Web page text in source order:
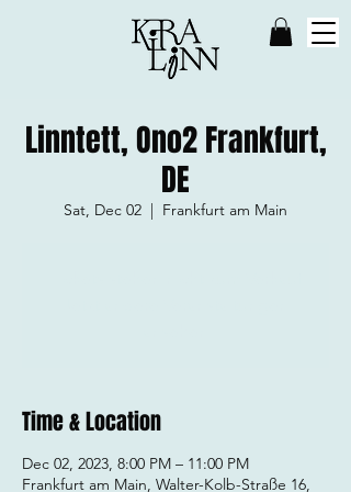
Linntett, Ono2 Frankfurt,
DE
Sat, Dec 02
  |
Frankfurt am Main
Time & Location
Dec 02, 2023, 8:00 PM – 11:00 PM
Frankfurt am Main, Walter-Kolb-Straße 16,